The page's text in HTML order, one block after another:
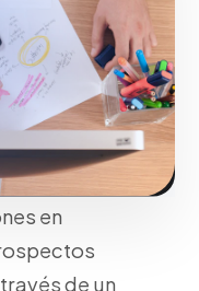
de
vía
en
de un